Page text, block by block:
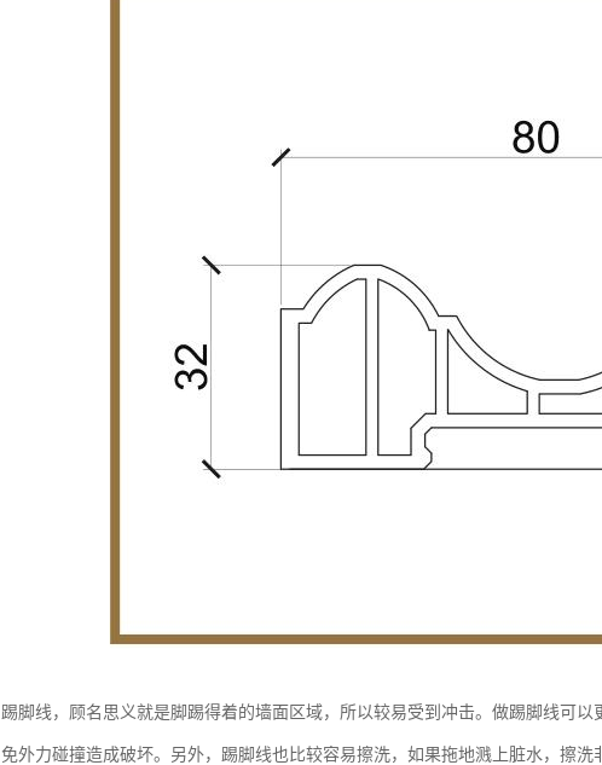
踢脚线，顾名思义就是脚踢得着的墙面区域，所以较易受到冲击。做踢脚线可
免外力碰撞造成破坏。另外，踢脚线也比较容易擦洗，如果拖地溅上脏水，擦洗